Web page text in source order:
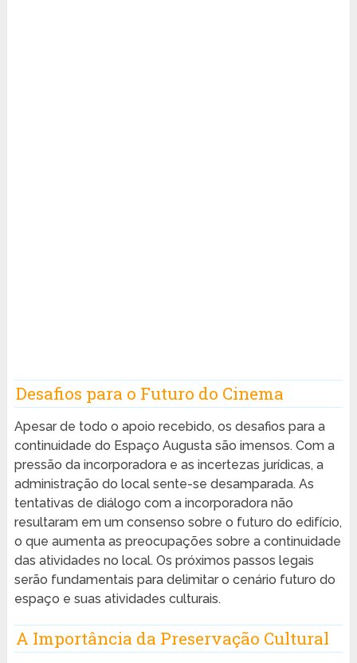
Desafios para o Futuro do Cinema
Apesar de todo o apoio recebido, os desafios para a
continuidade do Espaço Augusta são imensos. Com a
pressão da incorporadora e as incertezas jurídicas, a
administração do local sente-se desamparada. As
tentativas de diálogo com a incorporadora não
resultaram em um consenso sobre o futuro do edifício,
o que aumenta as preocupações sobre a continuidade
das atividades no local. Os próximos passos legais
serão fundamentais para delimitar o cenário futuro do
espaço e suas atividades culturais.
A Importância da Preservação Cultural